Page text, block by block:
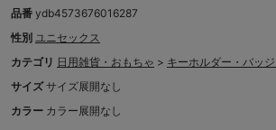
品番 ydb4573676016287
性別 ユニセックス
カテゴリ 日用雑貨・おもちゃ > キーホルダー・バッ
サイズ サイズ展開なし
カラー カラー展開なし